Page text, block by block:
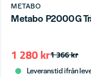
METABO
Metabo P2000G
1 366 kr
1 280 kr
Leveranstid ifrån